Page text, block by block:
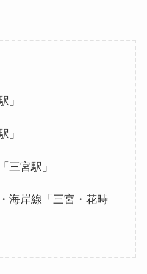
」
」
三宮駅」
海岸線「三宮・花時